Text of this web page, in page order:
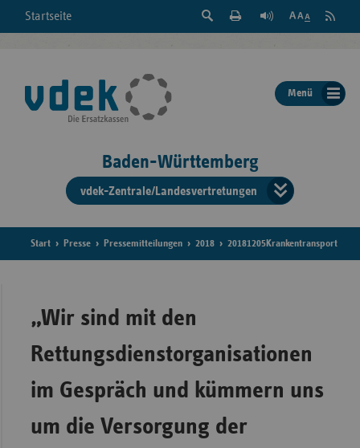
Startseite
Suche
der
Seite
Feed
Menü
Baden-Württemberg
vdek-Zentrale/Landesvertretungen
der
Start Presse Pressemitteilungen 2018 20181205Krankentransport
„Wir sind mit den
Rettungsdienstorganisationen
im Gespräch und kümmern uns
um die Versorgung der